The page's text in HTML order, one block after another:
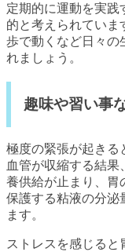
定期的に運動を実践
的と考えられていま
歩で動くなど日々の
れましょう。
趣味や習い事
極度の緊張が起きる
血管が収縮する結果
養供給が止まり、胃
保護する粘液の分泌
ます。
ストレスを感じる